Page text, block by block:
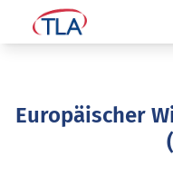
Europäischer